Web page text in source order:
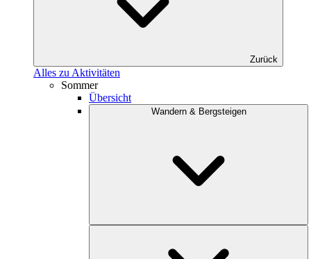
Zurück
Alles zu Aktivitäten
Sommer
Übersicht
Wandern & Bergsteigen